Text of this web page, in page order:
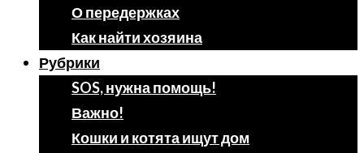
О передержках
Как найти хозяина
Рубрики
SOS, нужна помощь!
Важно!
Кошки и котята ищут дом